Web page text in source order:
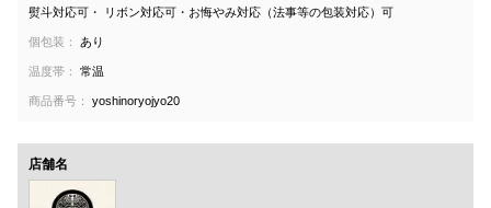
熨斗対応可・ リボン対応可・お悔やみ対応（法事等の包装対応）可
個包装： あり
温度帯： 常温
商品番号： yoshinoryojyo20
店舗名